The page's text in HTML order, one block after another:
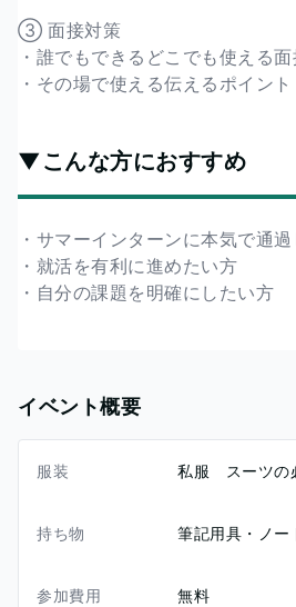
③ 面接対策
・誰でもできるどこでも使える
・その場で使える伝えるポイント
▼こんな方におすすめ
・サマーインターンに本気で通
・就活を有利に進めたい方
・自分の課題を明確にしたい方
イベント概要
服装 私服 スーツの
持ち物 筆記用具・ノー
参加費用 無料